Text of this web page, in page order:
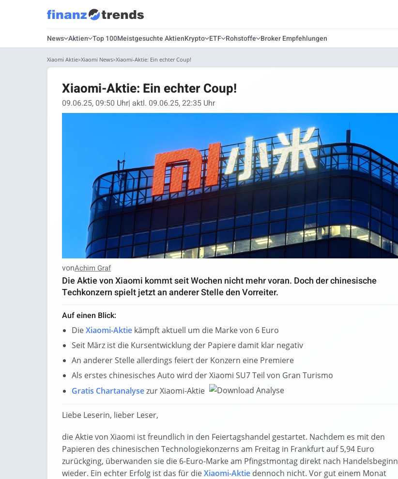
News Aktien Top 100Meistgesuchte AktienKrypto ETF Rohstoffe Broker Empfehlungen
Xiaomi Aktie Xiaomi News Xiaomi-Aktie: Ein echter Coup!
Xiaomi-Aktie: Ein echter Coup!
09.06.25, 09:50 Uhr| aktl. 09.06.25, 22:35 Uhr
vonAchim Graf
Die Aktie von Xiaomi kommt seit Wochen nicht mehr voran. Doch der chinesische
Techkonzern spielt jetzt an anderer Stelle den Vorreiter.
Auf einen Blick:
DieXiaomi-Aktie kämpft aktuell um die Marke von 6 Euro
Seit März ist die Kursentwicklung der Papiere damit klar negativ
An anderer Stelle allerdings feiert der Konzern eine Premiere
Als erstes chinesisches Auto wird der Xiaomi SU7 Teil von Gran Turismo
Gratis Chartanalysezur Xiaomi-Aktie
Liebe Leserin, lieber Leser,
die Aktie von Xiaomi ist freundlich in den Feiertagshandel gestartet. Nachdem es mit den
Papieren des chinesischen Technologiekonzerns am Freitag in Frankfurt auf 5,94 Euro
zurückging, überwanden sie die 6-Euro-Marke am Pfingstmontag direkt nach Handelsbeginn
wieder. Ein echter Erfolg ist das für dieXiaomi-Aktie dennoch nicht. Vor gut einem Monat